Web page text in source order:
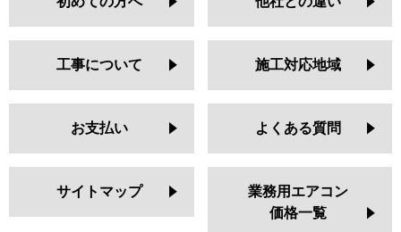
工事について 施工対応地域
お支払い よくある質問
サイトマップ
業務用エアコン
価格一覧